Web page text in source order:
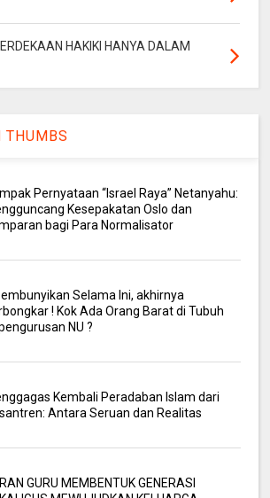
HAKIKI HANYA DALAM
THUMBS
Pernyataan “Israel Raya” Netanyahu:
Kesepakatan Oslo dan
bagi Para Normalisator
Selama Ini, akhirnya
! Kok Ada Orang Barat di Tubuh
NU ?
Kembali Peradaban Islam dari
Antara Seruan dan Realitas
GURU MEMBENTUK GENERASI